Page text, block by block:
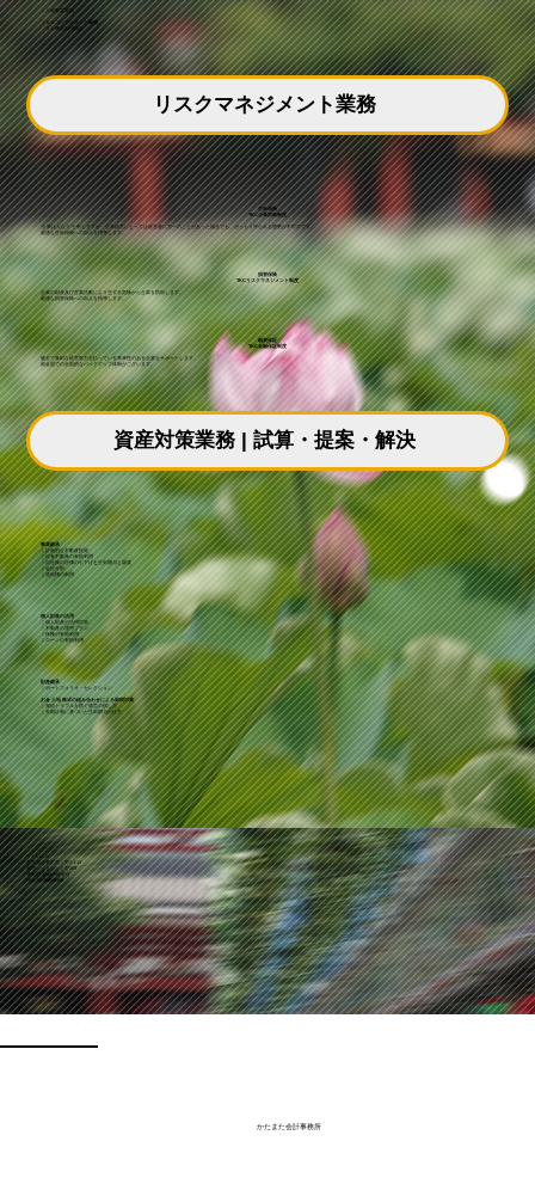
｜人材教育業務
｜ＯＡコンサルタント業務
ＯＡ機器利用相談
リスクマネジメント業務
生命保険
TKC企業防衛制度
“企業は人なり”と申しますが、企業経営にとっては経営者に万一のことがあった場合でも、がっちり守られる態勢が不可欠です。
最適な生命保険への加入を指導します。
損害保険
TKCリスクマネジメント制度
企業の財産及び営業活動により生ずる危険から企業を防衛します。
最適な損害保険への加入を指導します。
融資保証
TKC金融保証制度
健全で真剣な経営努力を払っている将来性のある企業をサポートします。
資金面での全面的なバックアップ体制がございます。
資産対策業務 | 試算・提案・解決
事業継承
｜計画的な不動産投資
｜社有不動産の有効利用
｜自社株の評価の引下げ
生前贈与と譲渡
｜会社分割
｜借地権の利用
個人財産の活用
｜個人財産の活用対策
｜不動産の運用プラン
｜保険の有効利用
｜ローンの有効利用
財産継承
｜ポートフォリオ・セレクション
お金 土地 株式の組み合わせによる節税対策
｜相続トラブルを防ぐ遺言の残し方
｜長期計画に基づいた生前贈与の仕方
〒110-0015
東京都台東区東上野2-1-13
藤和ハイタウン上野209
TEL.03-3845-9107(代)
FAX.03-3845-9108
​かたまた会計事務所